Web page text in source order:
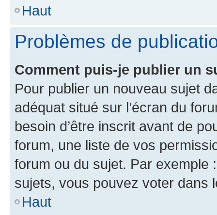
Haut
Problèmes de
Comment puis-je publier un
Pour publier un nouveau sujet
adéquat situé sur l’écran du
besoin d’être inscrit avant de
forum, une liste de vos
forum ou du sujet. Par exemple
sujets, vous pouvez voter dans
Haut